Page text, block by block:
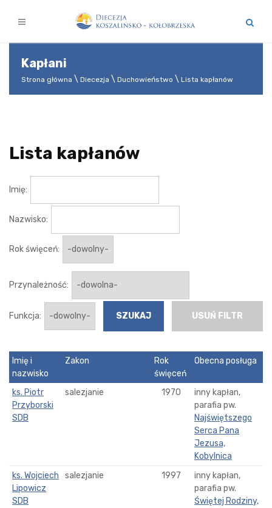
Kapłani
Strona główna Diecezja Duchowieństwo Lista kapłanów
Lista kapłanów
Imię:
Nazwisko:
Rok święceń:
Przynależność:
Funkcja: USUŃ FILTR
Imię i
nazwisko
Zakon
Rok
święceń
Obecna posługa
ks. Piotr
Przyborski
SDB
salezjanie 1970
inny kapłan,
parafia pw.
Najświętszego
Serca Pana
Jezusa,
Kobylnica
ks. Wojciech
Lipowicz
SDB
salezjanie 1997
inny kapłan,
parafia pw.
Świętej Rodziny,